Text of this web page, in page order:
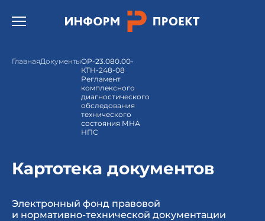
Открыть бургер меню.
ГлавнаяДокументыОР-23.080.00-
КТН-248-08
Регламент
комплексного
диагностического
обследования
технического
состояния МНА
НПС
Картотека документов
Электронный фонд правовой
и нормативно-технической документации